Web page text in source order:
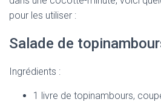
pour les utiliser :
Salade de
Ingrédients :
1 livre de topinambours,